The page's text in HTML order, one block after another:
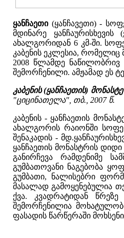
ყანჩაეთი(ყანჩავეთი) -
მდინარე
ახალგორიდან 6 კმ-ში.
კაბენის ეკლესია,
2008 წლამდე ნაწილობრივ
შემორჩენილი. ამჟამად ეს
კაბენის (ყანჩაეთის)
"ციცინათელა", თბ., 2007 წ.
კაბენის - ყანჩაეთის
ახალგორის რაიონში
შენაკადის -
ყანჩაეთის მონასტრის
განირჩევა რამდენიმე
გუმბათოვანი ნაგებობა
გუმბათი, ნალისებრი
მასალად გამოყენებულია
ქვა. კვადრატიდან
შემორჩენილია
ფასადის წარწერაში